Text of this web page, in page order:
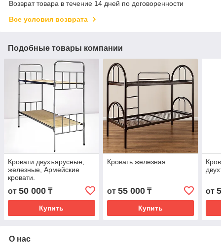
Возврат товара в течение 14 дней по договоренности
Все условия возврата
Подобные товары компании
Кровати двухъярусные,
железные, Армейские
кровати.
от 50 000 ₸
Купить
Кровать железная
от 55 000₸
Купить
от
О нас